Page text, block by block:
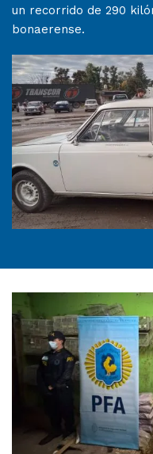
un recorrido de 290
bonaerense.